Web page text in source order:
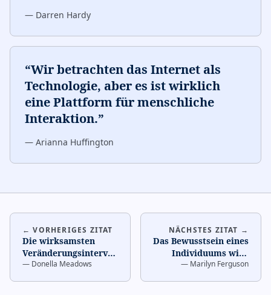
— Darren Hardy
“Wir betrachten das Internet als
Technologie, aber es ist wirklich
eine Plattform für menschliche
Interaktion.”
— Arianna Huffington
← VORHERIGES ZITAT
Die wirksamsten
Veränderungsinterventionen
sind meist bescheiden
— Donella Meadows
NÄCHSTES ZITAT →
Das Bewusstsein eines
Individuums wird
anderen als besseres
— Marilyn Ferguson